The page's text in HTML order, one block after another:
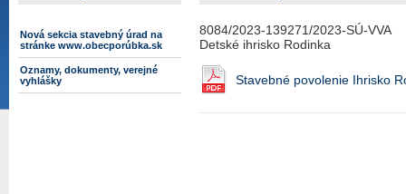
Nová sekcia stavebný úrad na
stránke www.obecporúbka.sk
Oznamy, dokumenty, verejné
vyhlášky
8084/2023-139271/2023-SÚ-VVA
Detské ihrisko Rodinka
Stavebné povolenie Ihrisko